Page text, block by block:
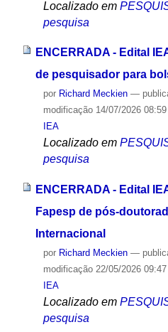
Localizado em
pesquisa
ENCERRADA - Edital
de pesquisador para
por Richard Meckien —
modificação14/07/2026 08:59
IEA
Localizado em
pesquisa
ENCERRADA - Edital
Fapesp de pós-
Internacional
por Richard Meckien —
modificação22/05/2026 09:47
IEA
Localizado em
pesquisa